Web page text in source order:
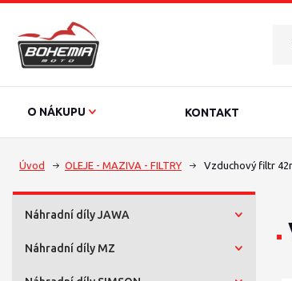
O NÁKUPU KONTAKT
Úvod OLEJE - MAZIVA - FILTRY Vzduchový filtr
Náhradní díly JAWA
Náhradní díly MZ